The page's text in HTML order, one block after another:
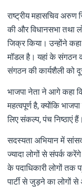
राष्ट्रीय महासचिव
की और विधानसभा तथा
जिक्र किया। उन्होंने
मॉडल है। यहां के संगठन
संगठन की कार्यशैली को
भाजपा नेता ने आगे कहा
महत्वपूर्ण है, क्योंकि
लिए संकल्प, पंच निष्ठाएं
सदस्यता अभियान में
ज्यादा लोगों से संपर्क
के पदाधिकारी लोगों तक
पार्टी से जुड़ने का लोगों